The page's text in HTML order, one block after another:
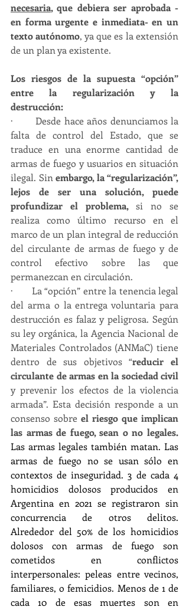
necesaria, que debiera ser aprobada -
en forma urgente e inmediata- en un
texto autónomo, ya que es la extensión
de un plan ya existente.
Los riesgos de la supuesta “opción”
entre la regularización y la
destrucción:
·       Desde hace años denunciamos la
falta de control del Estado, que se
traduce en una enorme cantidad de
armas de fuego y usuarios en situación
ilegal. Sin embargo, la “regularización”,
lejos de ser una solución, puede
profundizar el problema, si no se
realiza como último recurso en el
marco de un plan integral de reducción
del circulante de armas de fuego y de
control efectivo sobre las que
permanezcan en circulación.
·       La “opción” entre la tenencia legal
del arma o la entrega voluntaria para
destrucción es falaz y peligrosa. Según
su ley orgánica, la Agencia Nacional de
Materiales Controlados (ANMaC) tiene
dentro de sus objetivos “reducir el
y prevenir los efectos de la violencia
armada”. Esta decisión responde a un
consenso sobre el riesgo que implican
Las armas legales también matan. Las
armas de fuego no se usan sólo en
contextos de inseguridad. 3 de cada 4
homicidios dolosos producidos en
Argentina en 2021 se registraron sin
concurrencia de otros delitos.
Alrededor del 50% de los homicidios
dolosos con armas de fuego son
cometidos en conflictos
interpersonales: peleas entre vecinos,
familiares, o femicidios. Menos de 1 de
cada 10 de esas muertes son en